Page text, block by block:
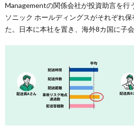
Managementの関係会社が投資助言を行
ソニック ホールディングスがそれぞれ
た。日本に本社を置き、海外8カ国に子